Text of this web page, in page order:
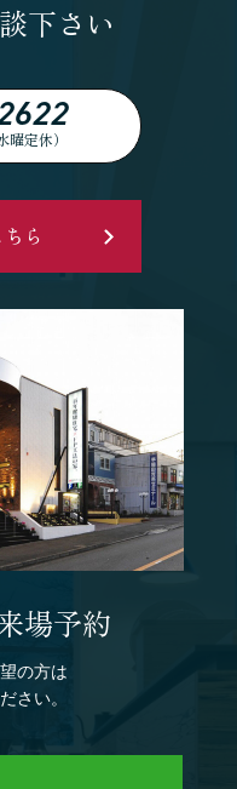
下さい
定休）
ら
場予約
の方は
さい。